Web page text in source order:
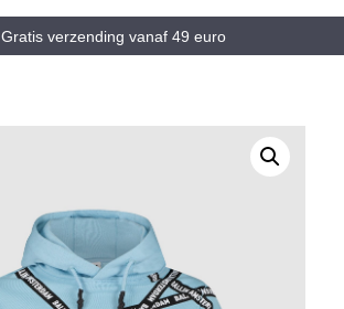
Gratis verzending vanaf 49 euro